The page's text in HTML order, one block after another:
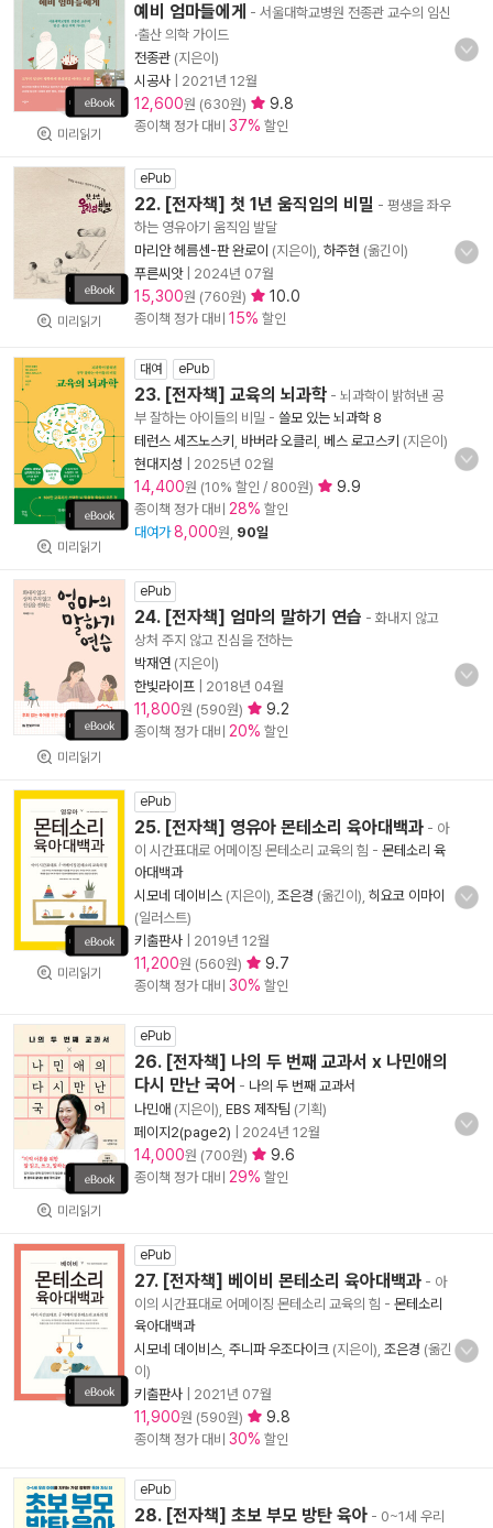
미리읽기
예비 엄마들에게 - 서울대학교병원 전종관 교수의 임신
·출산 의학 가이드
전종관 (지은이)
시공사
2021년 12월
12,600원 (630원) 9.8
종이책 정가 대비 37% 할인
미리읽기
ePub
22. [전자책] 첫 1년 움직임의 비밀 - 평생을 좌우
하는 영유아기 움직임 발달
마리안 헤름센-판 완로이 (지은이), 하주현 (옮긴이)
푸른씨앗| 2024년 07월
15,300원 (760원) 10.0
종이책 정가 대비 15% 할인
미리읽기
대여 ePub
23. [전자책] 교육의 뇌과학 - 뇌과학이 밝혀낸 공
부 잘하는 아이들의 비밀 - 쓸모 있는 뇌과학 8
테런스 세즈노스키
바버라 오클리 베스 로고스키 (지은이)
현대지성
2025년 02월
14,400원 (10% 할인 / 800원) 9.9
종이책 정가 대비 28% 할인
대여가 8,000원, 90일
미리읽기
ePub
24. [전자책] 엄마의 말하기 연습 - 화내지 않고
상처 주지 않고 진심을 전하는
박재연 (지은이)
한빛라이프
2018년 04월
11,800원 (590원) 9.2
종이책 정가 대비 20% 할인
미리읽기
ePub
25. [전자책] 영유아 몬테소리 육아대백과 - 아
이 시간표대로 어메이징 몬테소리 교육의 힘 - 몬테소리 육
아대백과
시모네 데이비스 (지은이), 조은경 (옮긴이), 히요코 이마이
(일러스트)
키출판사
2019년 12월
11,200원 (560원) 9.7
종이책 정가 대비 30% 할인
미리읽기
ePub
26. [전자책] 나의 두 번째 교과서 x 나민애의
다시 만난 국어 - 나의 두 번째 교과서
나민애 (지은이), EBS 제작팀 (기획)
페이지2(page2)
2024년 12월
14,000원 (700원) 9.6
종이책 정가 대비 29% 할인
ePub
27. [전자책] 베이비 몬테소리 육아대백과 - 아
이의 시간표대로 어메이징 몬테소리 교육의 힘 - 몬테소리
육아대백과
시모네 데이비스 주니파 우조다이크 (지은이), 조은경 (옮긴
이)
키출판사
2021년 07월
11,900원 (590원) 9.8
종이책 정가 대비 30% 할인
ePub
28. [전자책] 초보 부모 방탄 육아 - 0~1세 우리